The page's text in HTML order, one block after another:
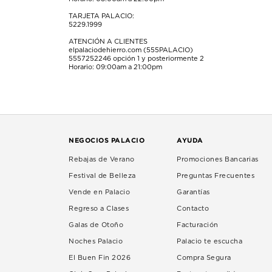
TARJETA PALACIO:
5229.1999
ATENCIÓN A CLIENTES
elpalaciodehierro.com (555PALACIO)
5557252246 opción 1 y posteriormente 2
Horario: 09:00am a 21:00pm
NEGOCIOS PALACIO
Rebajas de Verano
Festival de Belleza
Vende en Palacio
Regreso a Clases
Galas de Otoño
Noches Palacio
El Buen Fin 2026
AYUDA
Promociones Bancarias
Preguntas Frecuentes
Garantías
Contacto
Facturación
Palacio te escucha
Compra Segura